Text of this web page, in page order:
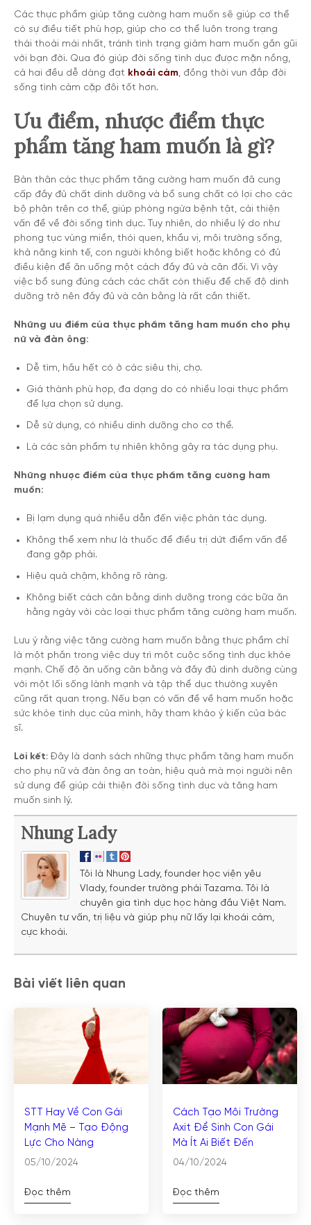
Các thực phẩm giúp tăng cường ham muốn sẽ giúp cơ thể
có sự điều tiết phù hợp, giúp cho cơ thể luôn trong trạng
thái thoải mái nhất, tránh tình trạng giảm ham muốn gần gũi
với bạn đời. Qua đó giúp đời sống tình dục được mặn nồng,
cả hai đều dễ dàng đạt khoái cảm, đồng thời vun đắp đời
sống tình cảm cặp đôi tốt hơn.
Ưu điểm, nhược điểm thực
phẩm tăng ham muốn là gì?
Bản thân các thực phẩm tăng cường ham muốn đã cung
cấp đầy đủ chất dinh dưỡng và bổ sung chất có lợi cho các
bộ phận trên cơ thể, giúp phòng ngừa bệnh tật, cải thiện
vấn đề về đời sống tình dục. Tuy nhiên, do nhiều lý do như
phong tục vùng miền, thói quen, khẩu vị, môi trường sống,
khả năng kinh tế, con người không biết hoặc không có đủ
điều kiện để ăn uống một cách đầy đủ và cân đối. Vì vậy
việc bổ sung đúng cách các chất còn thiếu để chế độ dinh
dưỡng trở nên đầy đủ và cân bằng là rất cần thiết.
Những ưu điểm của thực phẩm tăng ham muốn cho phụ
nữ và đàn ông:
Dễ tìm, hầu hết có ở các siêu thị, chợ.
Giá thành phù hợp, đa dạng do có nhiều loại thực phẩm
để lựa chọn sử dụng.
Dễ sử dụng, có nhiều dinh dưỡng cho cơ thể.
Là các sản phẩm tự nhiên không gây ra tác dụng phụ.
Những nhược điểm của thực phẩm tăng cường ham
muốn:
Bị lạm dụng quá nhiều dẫn đến việc phản tác dụng.
Không thể xem như là thuốc để điều trị dứt điểm vấn đề
đang gặp phải.
Hiệu quả chậm, không rõ ràng.
Không biết cách cân bằng dinh dưỡng trong các bữa ăn
hằng ngày với các loại thực phẩm tăng cường ham muốn.
Lưu ý rằng việc tăng cường ham muốn bằng thực phẩm chỉ
là một phần trong việc duy trì một cuộc sống tình dục khỏe
mạnh. Chế độ ăn uống cân bằng và đầy đủ dinh dưỡng cùng
với một lối sống lành mạnh và tập thể dục thường xuyên
cũng rất quan trọng. Nếu bạn có vấn đề về ham muốn hoặc
sức khỏe tình dục của mình, hãy tham khảo ý kiến của bác
sĩ.
Lời kết: Đây là danh sách những thực phẩm tăng ham muốn
cho phụ nữ và đàn ông an toàn, hiệu quả mà mọi người nên
sử dụng để giúp cải thiện đời sống tình dục và tăng ham
muốn sinh lý.
Nhung Lady
Tôi là Nhung Lady, founder học viện yêu
Vlady, founder trường phái Tazama. Tôi là
chuyên gia tình dục học hàng đầu Việt Nam.
Chuyên tư vấn, trị liệu và giúp phụ nữ lấy lại khoái cảm,
cực khoái.
Bài viết liên quan
STT Hay Về Con Gái
Mạnh Mẽ – Tạo Động
Lực Cho Nàng
05/10/2024
Đọc thêm
Cách Tạo Môi Trường
Axit Để Sinh Con Gái
Mà Ít Ai Biết Đến
04/10/2024
Đọc thêm